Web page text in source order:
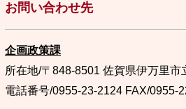
お問い合わせ先
企画政策課
所在地/〒848-8501 佐賀県伊万里市
電話番号/0955-23-2124 FAX/0955-